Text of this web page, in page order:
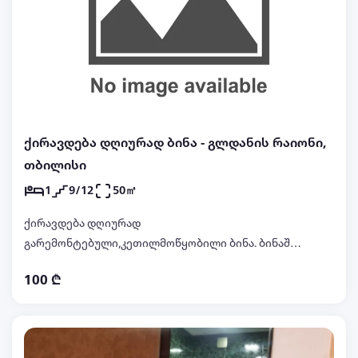
ქირავდება დღიურად ბინა - გლდანის რაიონი,
თბილისი
1 9/12 50㎡
ქირავდება დღიურად
გარემონტებული,კეთილმოწყობილი ბინა. ბინაში
100 ₾